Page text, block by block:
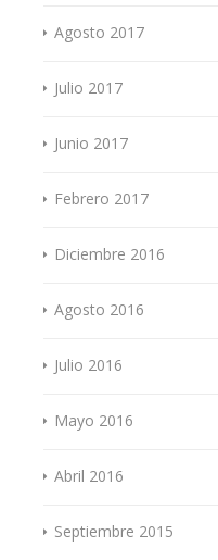
Agosto 2017
Julio 2017
Junio 2017
Febrero 2017
Diciembre 2016
Agosto 2016
Julio 2016
Mayo 2016
Abril 2016
Septiembre 2015